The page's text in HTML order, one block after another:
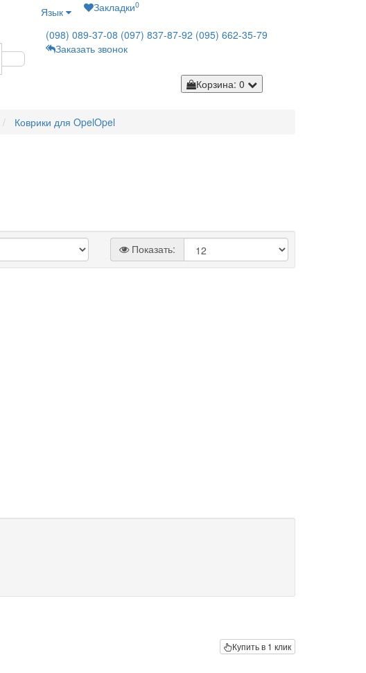
Язык Закладки0
(098) 089-37-08 (097) 837-87-92 (095) 662-35-79
Заказать звонок
Корзина: 0
Коврики для OpelOpel
Показать:
Купить в 1 клик